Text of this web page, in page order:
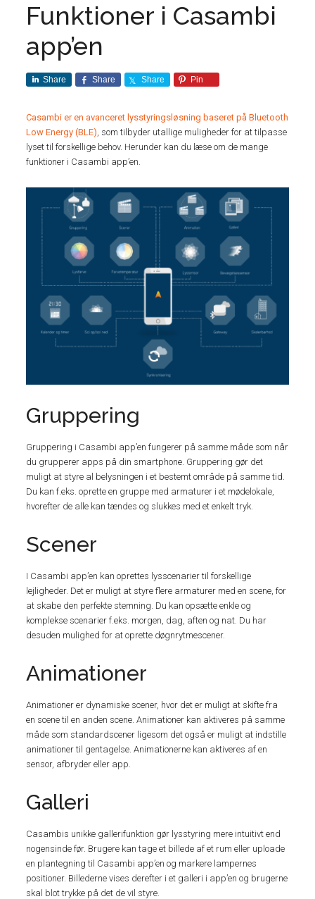
Funktioner i Casambi
app’en
Share Share Share Pin
Casambi er en avanceret lysstyringsløsning baseret på Bluetooth
Low Energy (BLE), som tilbyder utallige muligheder for at tilpasse
lyset til forskellige behov. Herunder kan du læse om de mange
funktioner i Casambi app’en.
Gruppering
Gruppering i Casambi app’en fungerer på samme måde som når
du grupperer apps på din smartphone. Gruppering gør det
muligt at styre al belysningen i et bestemt område på samme tid.
Du kan f.eks. oprette en gruppe med armaturer i et mødelokale,
hvorefter de alle kan tændes og slukkes med et enkelt tryk.
Scener
I Casambi app’en kan oprettes lysscenarier til forskellige
lejligheder. Det er muligt at styre flere armaturer med en scene, for
at skabe den perfekte stemning. Du kan opsætte enkle og
komplekse scenarier f.eks. morgen, dag, aften og nat. Du har
desuden mulighed for at oprette døgnrytmescener.
Animationer
Animationer er dynamiske scener, hvor det er muligt at skifte fra
en scene til en anden scene. Animationer kan aktiveres på samme
måde som standardscener ligesom det også er muligt at indstille
animationer til gentagelse. Animationerne kan aktiveres af en
sensor, afbryder eller app.
Galleri
Casambis unikke gallerifunktion gør lysstyring mere intuitivt end
nogensinde før. Brugere kan tage et billede af et rum eller uploade
en plantegning til Casambi app’en og markere lampernes
positioner. Billederne vises derefter i et galleri i app’en og brugerne
skal blot trykke på det de vil styre.